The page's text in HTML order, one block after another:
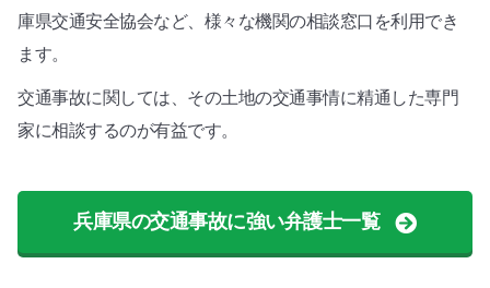
庫県交通安全協会など、様々な機関の相談窓口を利用でき
ます。
交通事故に関しては、その土地の交通事情に精通した専門
家に相談するのが有益です。
兵庫県の交通事故に強い弁護士一覧